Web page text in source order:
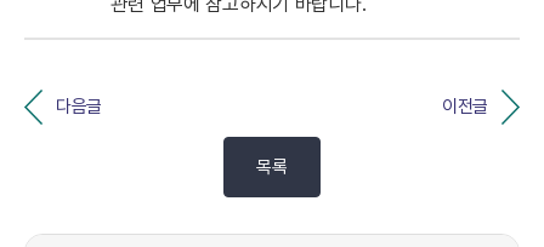
다음글 이전글
목록